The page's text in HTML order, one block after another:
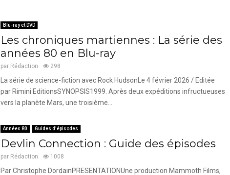
Blu-ray et DVD
Les chroniques martiennes : La série des
années 80 en Blu-ray
par Rédaction 298
La série de science-fiction avec Rock HudsonLe 4 février 2026 / Editée
par Rimini EditionsSYNOPSIS1999. Après deux expéditions infructueuses
vers la planète Mars, une troisième...
Années 80 Guides d'épisodes
Devlin Connection : Guide des épisodes
par Rédaction 1008
Par Christophe DordainPRESENTATIONUne production Mammoth Films,